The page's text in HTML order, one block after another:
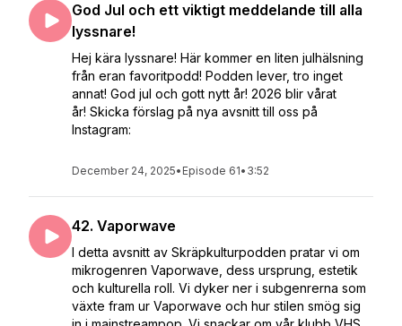
God Jul och ett viktigt meddelande till alla
lyssnare!
Hej kära lyssnare! Här kommer en liten julhälsning
från eran favoritpodd! Podden lever, tro inget
annat! God jul och gott nytt år! 2026 blir vårat
år! Skicka förslag på nya avsnitt till oss på
Instagram:
December 24, 2025• Episode 61• 3:52
42. Vaporwave
I detta avsnitt av Skräpkulturpodden pratar vi om
mikrogenren Vaporwave, dess ursprung, estetik
och kulturella roll. Vi dyker ner i subgenrerna som
växte fram ur Vaporwave och hur stilen smög sig